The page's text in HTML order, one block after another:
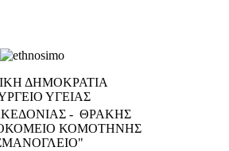
ΔΗΜΟΚΡΑΤΙΑ
ΥΓΕΙΑΣ
- ΘΡΑΚΗΣ
ΚΟΜΟΤΗΝΗΣ